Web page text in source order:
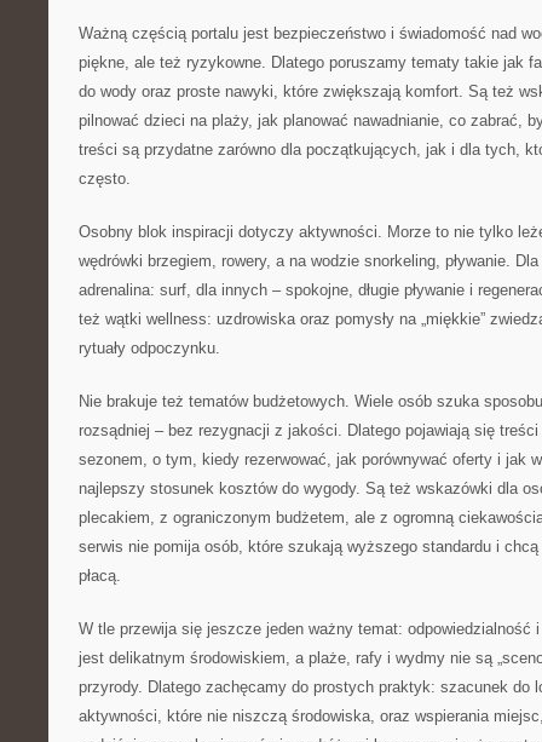
Ważną częścią portalu jest bezpieczeństwo i świadomość nad
piękne, ale też ryzykowne. Dlatego poruszamy tematy takie jak
do wody oraz proste nawyki, które zwiększają komfort. Są też
pilnować dzieci na plaży, jak planować nawadnianie, co zabrać,
treści są przydatne zarówno dla początkujących, jak i dla tych,
często.
Osobny blok inspiracji dotyczy aktywności. Morze to nie tylko
wędrówki brzegiem, rowery, a na wodzie snorkeling, pływanie.
adrenalina: surf, dla innych – spokojne, długie pływanie i
też wątki wellness: uzdrowiska oraz pomysły na „miękkie”
rytuały odpoczynku.
Nie brakuje też tematów budżetowych. Wiele osób szuka
rozsądniej – bez rezygnacji z jakości. Dlatego pojawiają się
sezonem, o tym, kiedy rezerwować, jak porównywać oferty i jak
najlepszy stosunek kosztów do wygody. Są też wskazówki dla
plecakiem, z ograniczonym budżetem, ale z ogromną
serwis nie pomija osób, które szukają wyższego standardu i
płacą.
W tle przewija się jeszcze jeden ważny temat: odpowiedzialność
jest delikatnym środowiskiem, a plaże, rafy i wydmy nie są
przyrody. Dlatego zachęcamy do prostych praktyk: szacunek do
aktywności, które nie niszczą środowiska, oraz wspierania